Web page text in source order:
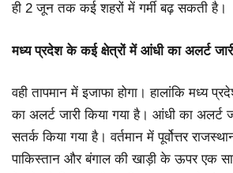
ही 2 जून तक कई शहरों में गर्मी बढ़ सकती है।
मध्य प्रदेश के कई क्षेत्रों में आंधी का अलर्ट
वही तापमान में इजाफा होगा। हालांकि मध्य
का अलर्ट जारी किया गया है। आंधी का अलर्ट
सतर्क किया गया है। वर्तमान में पूर्वोत्तर
पाकिस्तान और बंगाल की खाड़ी के ऊपर एक